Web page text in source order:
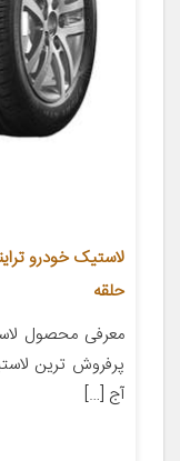
حلقه
پرفروش ترین
آج […]